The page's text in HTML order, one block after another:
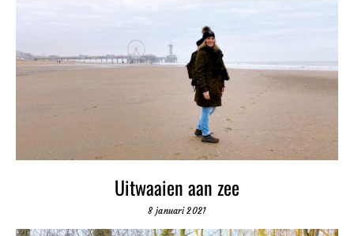
Uitwaaien aan zee
8 januari 2021